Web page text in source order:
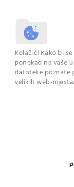
načinu na koji
Kolačići Kako bi
ponekad na vaše
datoteke poznate
velikih web-mjesta.